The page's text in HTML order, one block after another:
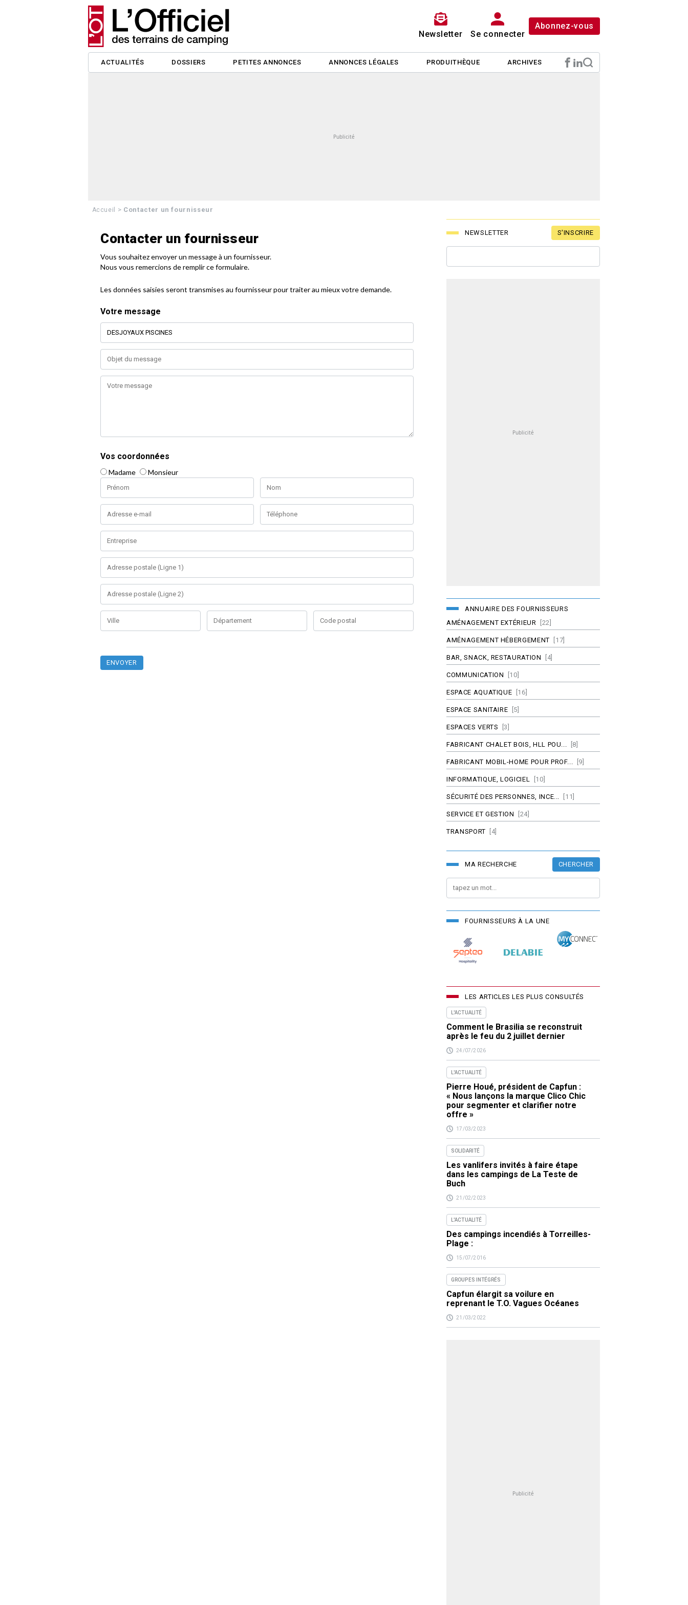
Newsletter Se connecter
Abonnez-vous
ACTUALITÉS DOSSIERS PETITES ANNONCES ANNONCES LÉGALES PRODUITHÈQUE ARCHIVES
Accueil > Contacter un fournisseur
Contacter un fournisseur
Contacter
le
Vous souhaitez envoyer un message à un fournisseur.
Nous vous remercions de remplir ce formulaire.
Les données saisies seront transmises au fournisseur pour traiter au mieux votre demande.
Votre message
Vos coordonnées
Madame
Monsieur
Nom
Nom
Adresse
Adresse
Adresse Adresse Adresse
ENVOYER
NEWSLETTER S'INSCRIRE
ANNUAIRE DES FOURNISSEURS
AMÉNAGEMENT EXTÉRIEUR
[22]
AMÉNAGEMENT HÉBERGEMENT [17]
BAR, SNACK, RESTAURATION [4]
COMMUNICATION [10]
ESPACE AQUATIQUE [16]
ESPACE SANITAIRE [5]
ESPACES VERTS [3]
FABRICANT CHALET BOIS, HLL POU... [8]
FABRICANT MOBIL-HOME POUR PROF... [9]
INFORMATIQUE, LOGICIEL [10]
SÉCURITÉ DES PERSONNES, INCE... [11]
SERVICE ET GESTION [24]
TRANSPORT [4]
MA RECHERCHE CHERCHER
FOURNISSEURS À LA UNE
LES ARTICLES LES PLUS CONSULTÉS
L'ACTUALITÉ
Comment le Brasilia se reconstruit
après le feu du 2 juillet dernier
24/07/2026
L'ACTUALITÉ
Pierre Houé, président de Capfun :
« Nous lançons la marque Clico Chic
pour segmenter et clarifier notre
offre »
17/03/2023
SOLIDARITÉ
Les vanlifers invités à faire étape
dans les campings de La Teste de
Buch
21/02/2023
L'ACTUALITÉ
Des campings incendiés à Torreilles-
Plage :
15/07/2016
GROUPES INTÉGRÉS
Capfun élargit sa voilure en
reprenant le T.O. Vagues Océanes
21/03/2022